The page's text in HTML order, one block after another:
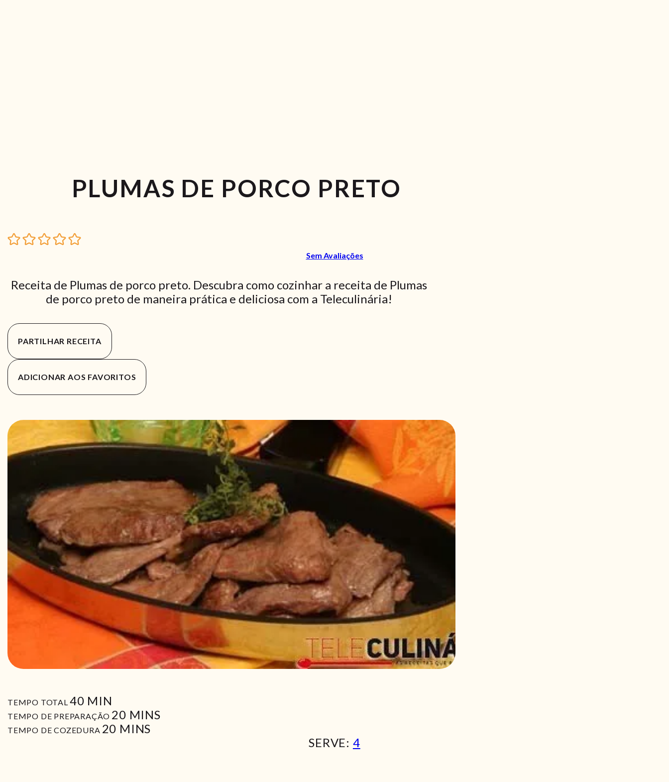
PLUMAS DE PORCO PRETO
Sem Avaliações
Receita de Plumas de porco preto. Descubra como cozinhar a receita de Plumas
de porco preto de maneira prática e deliciosa com a Teleculinária!
PARTILHAR RECEITA
ADICIONAR AOS FAVORITOS
TEMPO TOTAL 40MIN
MIN
TEMPO DE PREPARAÇÃO 20MIN
MINS
TEMPO DE COZEDURA 20 MIN
MINS
SERVE: 4